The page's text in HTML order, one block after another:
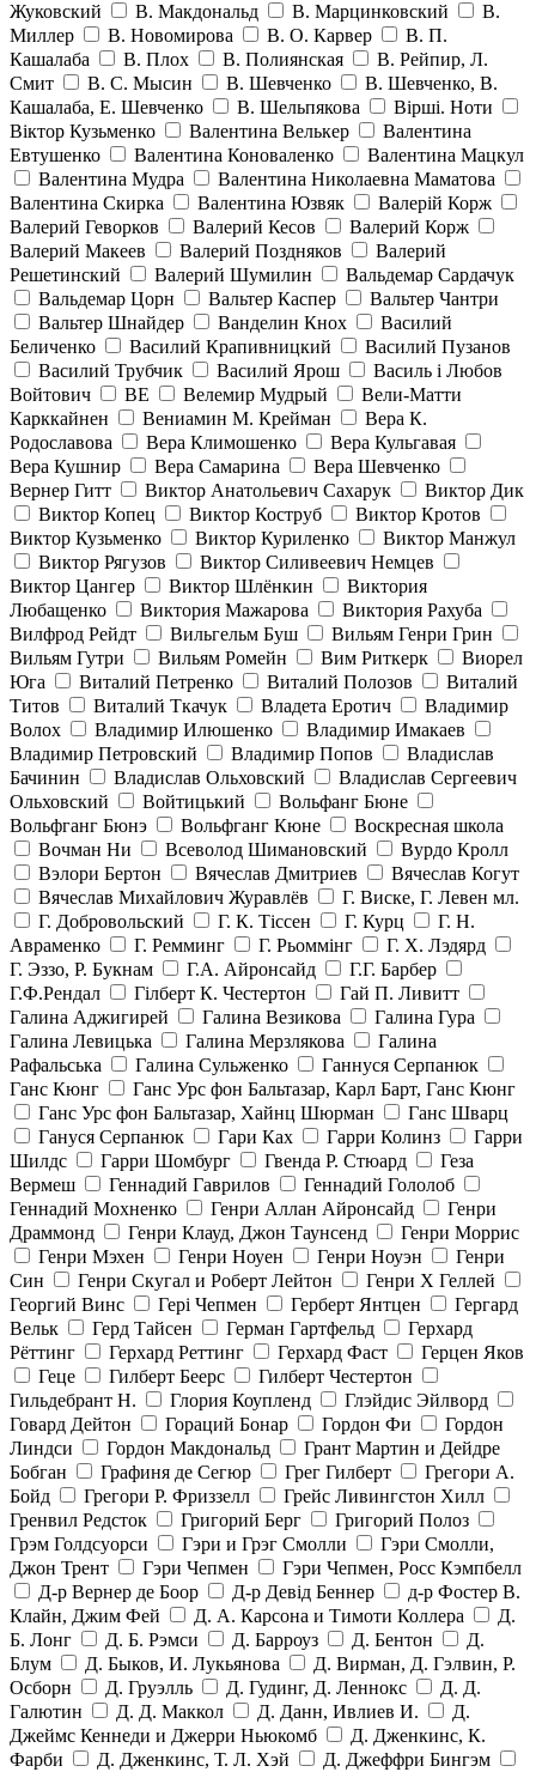
Жуковский
В. Макдональд В. Марцинковский
В.
Миллер
В. Новомирова В. О. Карвер
В. П.
Кашалаба
В. Плох В. Полиянская
В. Рейпир, Л.
Смит
В. С. Мысин В. Шевченко
В. Шевченко, В.
Кашалаба, Е. Шевченко
В. Шельпякова
Вiршi. Ноти
Віктор Кузьменко
Валентина Велькер
Валентина
Евтушенко
Валентина Коноваленко
Валентина Мацкул
Валентина Мудра
Валентина Николаевна Маматова
Валентина Скирка
Валентина Юзвяк
Валерій Корж
Валерий Геворков
Валерий Кесов
Валерий Корж
Валерий Макеев
Валерий Поздняков
Валерий
Решетинский
Валерий Шумилин
Вальдемар Сардачук
Вальдемар Цорн
Вальтер Каспер
Вальтер Чантри
Вальтер Шнайдер
Ванделин Кнох
Василий
Беличенко
Василий Крапивницкий
Василий Пузанов
Василий Трубчик
Василий Ярош
Василь і Любов
Войтович
ВЕ Велемир Мудрый
Вели-Матти
Карккайнен
Вениамин М. Крейман
Вера К.
Родославова
Вера Климошенко
Вера Кульгавая
Вера Кушнир
Вера Самарина
Вера Шевченко
Вернер Гитт
Виктор Анатольевич Сахарук
Виктор Дик
Виктор Копец
Виктор Коструб
Виктор Кротов
Виктор Кузьменко
Виктор Куриленко
Виктор Манжул
Виктор Рягузов
Виктор Силивеевич Немцев
Виктор Цангер
Виктор Шлёнкин
Виктория
Любащенко
Виктория Мажарова
Виктория Рахуба
Вилфрод Рейдт
Вильгельм Буш
Вильям Генри Грин
Вильям Гутри
Вильям Ромейн Вим Риткерк
Виорел
Юга
Виталий Петренко Виталий Полозов
Виталий
Титов
Виталий Ткачук Владета Еротич
Владимир
Волох
Владимир Илюшенко
Владимир Имакаев
Владимир Петровский
Владимир Попов
Владислав
Бачинин
Владислав Ольховский
Владислав Сергеевич
Ольховский
Войтицький
Вольфанг Бюне
Вольфганг Бюнэ
Вольфганг Кюне
Воскресная школа
Вочман Ни
Всеволод Шимановский
Вурдо Кролл
Вэлори Бертон
Вячеслав Дмитриев
Вячеслав Когут
Вячеслав Михайлович Журавлёв
Г. Виске, Г. Левен мл.
Г. Добровольский
Г. К. Тiссен Г. Курц
Г. Н.
Авраменко
Г. Ремминг Г. Рьоммінг
Г. Х. Лэдярд
Г. Эззо, Р. Букнам
Г.А. Айронсайд
Г.Г. Барбер
Г.Ф.Рендал
Гілберт К. Честертон
Гай П. Ливитт
Галина Аджигирей
Галина Везикова
Галина Гура
Галина Левицька
Галина Мерзлякова
Галина
Рафальська
Галина Сульженко
Ганнуся Серпанюк
Ганс Кюнг
Ганс Урс фон Бальтазар, Карл Барт, Ганс Кюнг
Ганс Урс фон Бальтазар, Хайнц Шюрман
Ганс Шварц
Гануся Серпанюк
Гари Ках Гарри Колинз
Гарри
Шилдс
Гарри Шомбург Гвенда Р. Стюард
Геза
Вермеш
Геннадий Гаврилов
Геннадий Гололоб
Геннадий Мохненко
Генри Аллан Айронсайд
Генри
Драммонд
Генри Клауд, Джон Таунсенд
Генри Моррис
Генри Мэхен
Генри Ноуен Генри Ноуэн
Генри
Син
Генри Скугал и Роберт Лейтон
Генри Х Геллей
Георгий Винс
Гері Чепмен Герберт Янтцен
Гергард
Вельк
Герд Тайсен Герман Гартфельд
Герхард
Рёттинг
Герхард Реттинг Герхард Фаст
Герцен Яков
Геце
Гилберт Беерс
Гилберт Честертон
Гильдебрант Н.
Глория Коупленд
Глэйдис Эйлворд
Говард Дейтон
Гораций Бонар Гордон Фи
Гордон
Линдси
Гордон Макдональд
Грант Мартин и Дейдре
Бобган
Графиня де Сегюр Грег Гилберт
Грегори А.
Бойд
Грегори Р. Фриззелл
Грейс Ливингстон Хилл
Гренвил Редсток
Григорий Берг
Григорий Полоз
Грэм Голдсуорси
Гэри и Грэг Смолли
Гэри Смолли,
Джон Трент
Гэри Чепмен
Гэри Чепмен, Росс Кэмпбелл
Д-р Вернер де Боор
Д-р Девід Беннер
д-р Фостер В.
Клайн, Джим Фей
Д. А. Карсона и Тимоти Коллера
Д.
Б. Лонг
Д. Б. Рэмси Д. Барроуз Д. Бентон
Д.
Блум
Д. Быков, И. Лукьянова
Д. Вирман, Д. Гэлвин, Р.
Осборн
Д. Груэлль Д. Гудинг, Д. Леннокс
Д. Д.
Галютин
Д. Д. Маккол Д. Данн, Ивлиев И.
Д.
Джеймс Кеннеди и Джерри Ньюкомб
Д. Дженкинс, К.
Фарби
Д. Дженкинс, Т. Л. Хэй
Д. Джеффри Бингэм